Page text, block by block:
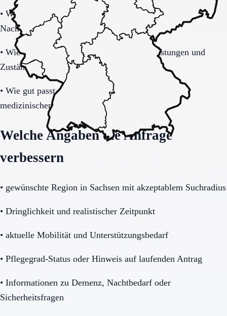
• Wie stabil ist die Pflegeorganisation im Tages- und
Nachtverlauf?
• Wie transparent werden Zusatzkosten, Leistungen und
Zuständigkeiten erklärt?
• Wie gut passt das Haus zu Mobilität, Demenz und
medizinischem Unterstützungsbedarf?
Welche Angaben die Anfrage
verbessern
• gewünschte Region in Sachsen mit akzeptablem Suchradius
• Dringlichkeit und realistischer Zeitpunkt
• aktuelle Mobilität und Unterstützungsbedarf
• Pflegegrad-Status oder Hinweis auf laufenden Antrag
• Informationen zu Demenz, Nachtbedarf oder
Sicherheitsfragen